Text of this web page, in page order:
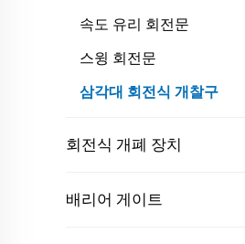
속도 유리 회전문
스윙 회전문
삼각대 회전식 개찰구
회전식 개폐 장치
배리어 게이트